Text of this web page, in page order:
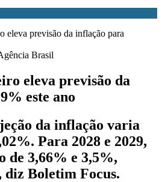
Brasil
eleva previsão da
este ano
da inflação varia
Para 2028 e 2029,
de 3,66% e 3,5%,
diz Boletim Focus.